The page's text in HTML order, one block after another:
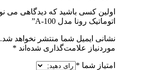
اولین کسی باشید که دیدگاهی می
اتوماتیک رونا مدل A-100”
نشانی ایمیل شما منتشر نخواهد شد.
موردنیاز علامت‌گذاری شده‌اند *
امتیاز شما *